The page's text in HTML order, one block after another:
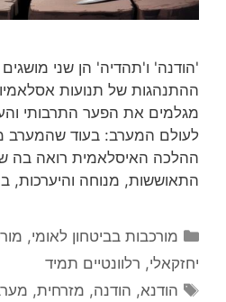
'הודנה' ו'תהדיה' הן שני
ההתנהגות של תנועות
מגלמים את הפער התרבותי
לעולם המערב: בעוד שהמערב
ההלכה האיסלאמית רואה בה
התאוששות, מנוחה
קטגוריות
מורכבות בביטחון לאומי,
יחזקאלי, רלוונטיים תמיד
תגיות
הודנא, הודנה, מזרחית,